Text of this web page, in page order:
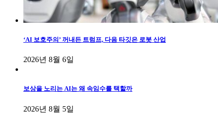
‘AI 보호주의’ 꺼내든 트럼프, 다음 타깃은 로봇 산업
2026년 8월 6일
보상을 노리는 AI는 왜 속임수를 택할까
2026년 8월 5일